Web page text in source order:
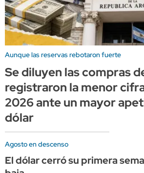
Aunque las reservas rebotaron fuerte
Se diluyen las compras
registraron la menor
2026 ante un mayor
dólar
Agosto en descenso
El dólar cerró su primera